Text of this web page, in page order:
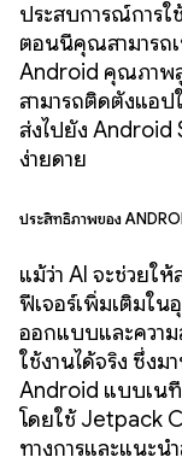
ประสบการณ์การ
ตอนนี้คุณสามารถ
Android คุณภาพ
สามารถติดตั้งแอ
ส่งไปยัง Android
ง่ายดาย
ประสิทธิภาพของ
แม้ว่า AI จะช่วยใ
ฟีเจอร์เพิ่มเติมใน
ออกแบบและควา
ใช้งานได้จริง ซึ่ง
Android แบบเน
โดยใช้ Jetpack
ทางการและแนะ